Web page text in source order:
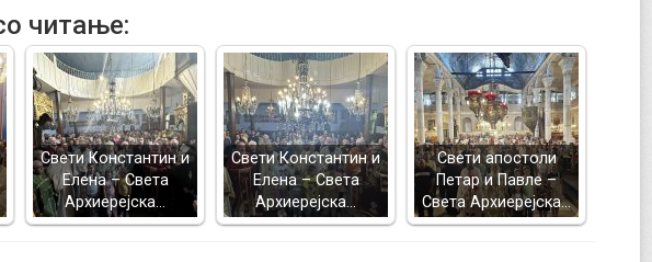
читање:
Свети Константин и
Елена – Света
Архиерејска…
Свети Константин и
Елена – Света
Архиерејска…
Свети апостоли
Петар и Павле –
Света Архиерејска…